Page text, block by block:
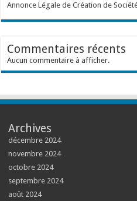
Annonce Légale de Création de
Commentaires récents
Aucun commentaire à afficher.
Archives
décembre 2024
novembre 2024
octobre 2024
septembre 2024
août 2024